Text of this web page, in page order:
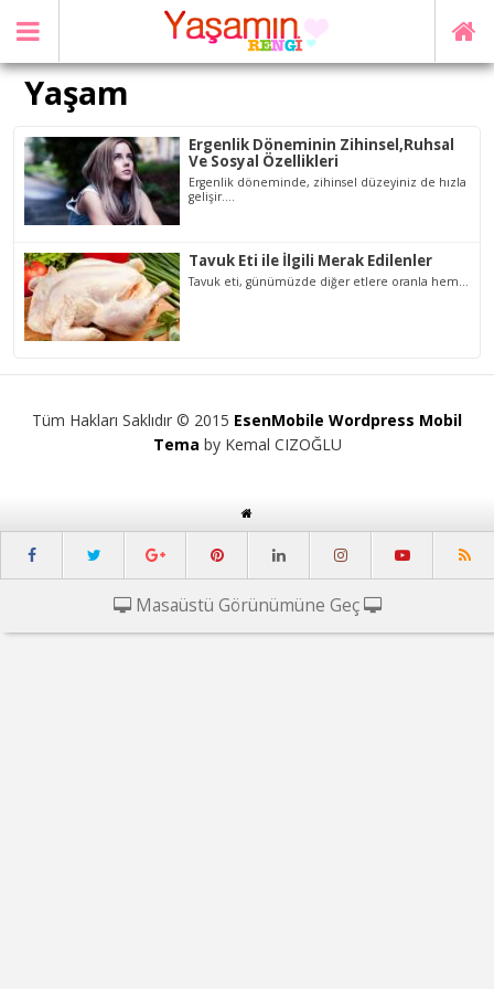
Yaşam
Ergenlik Döneminin Zihinsel,Ruhsal
Ve Sosyal Özellikleri
Ergenlik döneminde, zihinsel düzeyiniz de hızla
gelişir....
Tavuk Eti ile İlgili Merak Edilenler
Tavuk eti, günümüzde diğer etlere oranla hem...
Tüm Hakları Saklıdır © 2015 EsenMobile Wordpress Mobil
Tema by Kemal CIZOĞLU
Masaüstü Görünümüne Geç